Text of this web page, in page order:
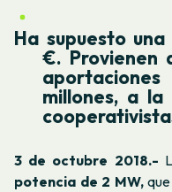
Ha supuesto
€. Provienen
millones, a
3 de octubre 2018.-
potencia de 2 MW,que